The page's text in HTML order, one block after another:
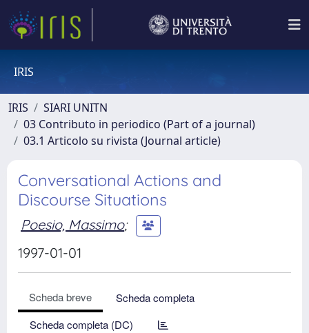
IRIS
IRIS
SIARI UNITN
03 Contributo in periodico (Part of a journal)
03.1 Articolo su rivista (Journal article)
Conversational Actions and
Discourse Situations
Poesio, Massimo;
1997-01-01
Scheda breve
Scheda completa
Scheda completa (DC)